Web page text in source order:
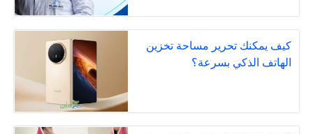
كيف يمكنك تحرير مساحة تخزين
الهاتف الذكي بسرعة؟